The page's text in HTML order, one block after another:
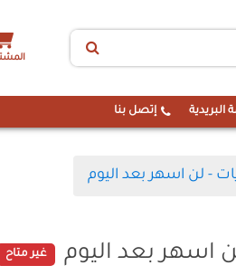
البريدية إتصل بنا
- لن اسهر بعد اليوم
اسهر بعد اليوم غير متاح